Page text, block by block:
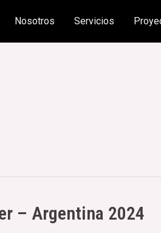
Nosotros Servicios
– Argentina 2024